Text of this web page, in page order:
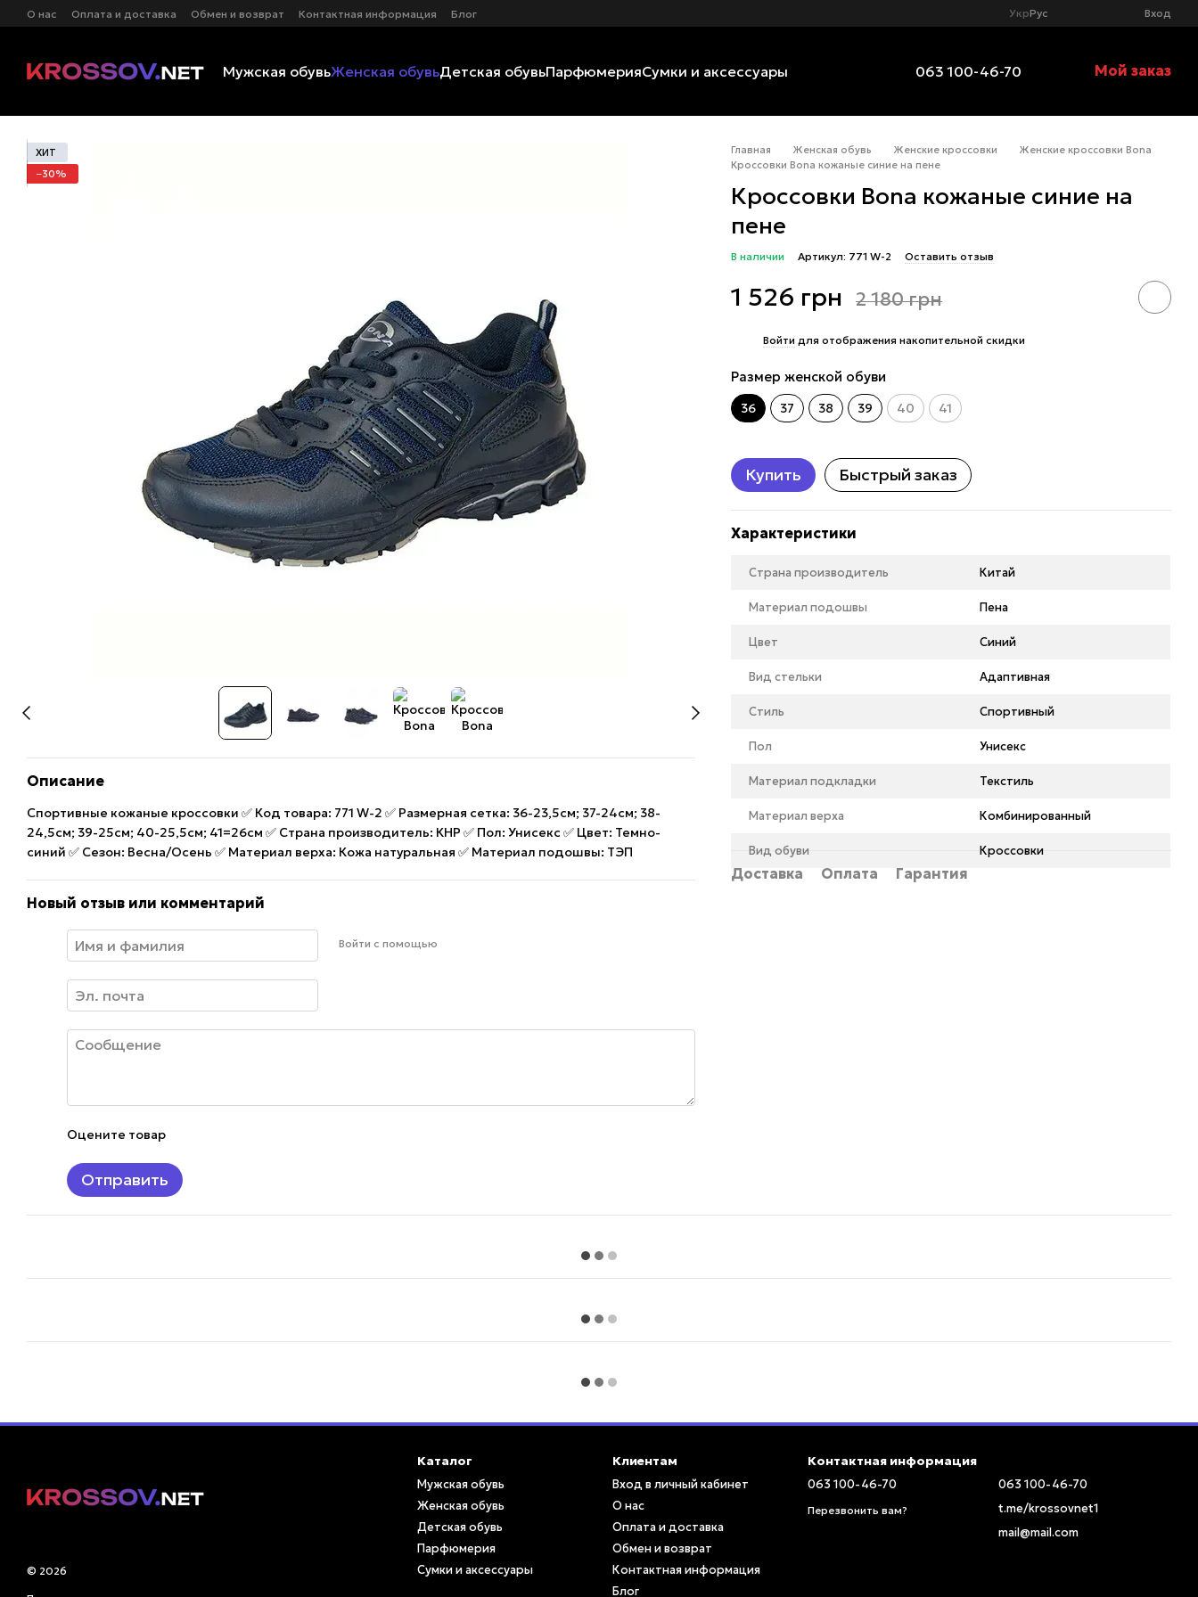
Перейти к основному контенту
О нас Оплата и доставка Обмен и возврат Контактная информация Блог УкрРус Вход
Мужская обувьЖенская обувьДетская обувьПарфюмерияСумки и аксессуары 063 100-46-70 Мой заказ
ХИТ
−30%
Описание
Спортивные кожаные кроссовки ✅ Код товара: 771 W-2 ✅ Размерная сетка: 36-23,5см; 37-24см; 38-
24,5см; 39-25см; 40-25,5см; 41=26см ✅ Страна производитель: КНР ✅ Пол: Унисекс ✅ Цвет: Темно-
синий ✅ Сезон: Весна/Осень ✅ Материал верха: Кожа натуральная ✅ Материал подошвы: ТЭП
Новый отзыв или комментарий
Войти с помощью
Оцените товар
Отправить
Главная Женская обувь Женские кроссовки
Женские кроссовки Bona
Кроссовки Bona кожаные синие на пене
Кроссовки Bona кожаные синие на
пене
В наличии Артикул: 771 W-2 Оставить отзыв
1 526 грн 2 180 грн
Войти для отображения накопительной скидки
Размер женской обуви
36 37 38 39 40 41
Купить Быстрый заказ
Характеристики
Страна производитель Китай
Материал подошвы Пена
Цвет Синий
Вид стельки Адаптивная
Стиль Спортивный
Пол Унисекс
Материал подкладки Текстиль
Материал верха Комбинированный
Вид обуви Кроссовки
Доставка Оплата Гарантия
© 2026
Каталог
Мужская обувь
Женская обувь
Детская обувь
Парфюмерия
Сумки и аксессуары
Клиентам
Вход в личный кабинет
О нас
Оплата и доставка
Обмен и возврат
Контактная информация
Блог
Контактная информация
063 100-46-70
Перезвонить вам?
063 100-46-70
t.me/krossovnet1
mail@mail.com